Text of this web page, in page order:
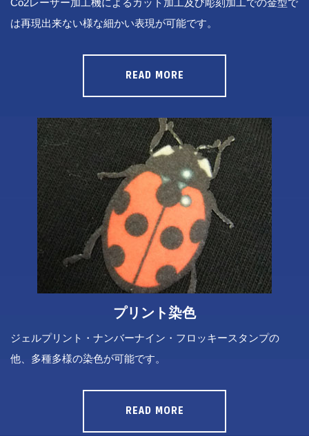
Co2レーザー加工機によるカット加工及び彫刻加工での金型で
は再現出来ない様な細かい表現が可能です。
READ MORE
プリント染色
ジェルプリント・ナンバーナイン・フロッキースタンプの
他、多種多様の染色が可能です。
READ MORE